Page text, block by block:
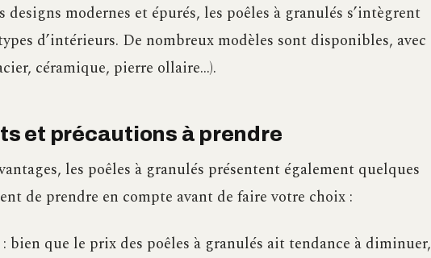
designs modernes et épurés, les poêles à granulés s’intègrent
d’intérieurs. De nombreux modèles sont disponibles, avec
céramique, pierre ollaire…).
et précautions à prendre
les poêles à granulés présentent également quelques
de prendre en compte avant de faire votre choix :
bien que le prix des poêles à granulés ait tendance à diminuer,